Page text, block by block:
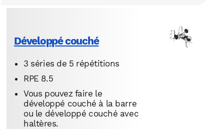
Développé couché
3 séries de 5 répétitions
RPE 8.5
Vous pouvez faire le
développé couché à la barre
ou le développé couché avec
haltères.